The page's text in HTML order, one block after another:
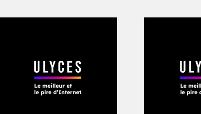
footballs d’Angleterre.
Il en sort moins grand,
David Wynne-Morgan,